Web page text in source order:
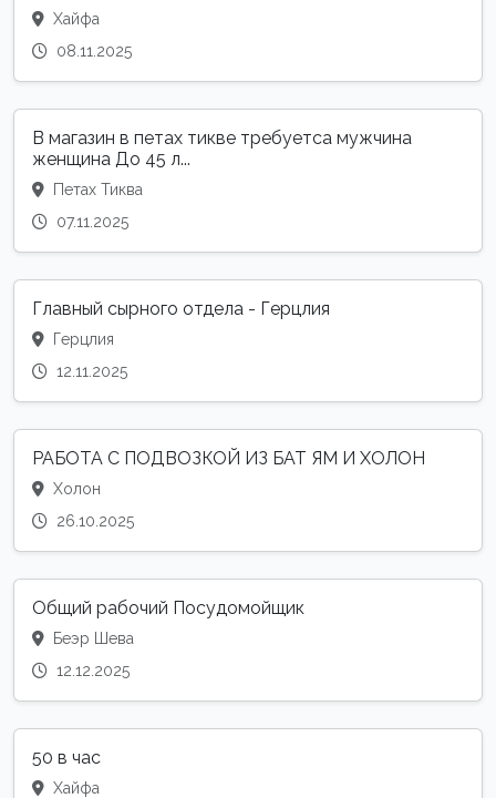
Хайфа
08.11.2025
В магазин в петах тикве требуетса мужчина
женщина До 45 л...
Петах Тиква
07.11.2025
Главный сырного отдела - Герцлия
Герцлия
12.11.2025
РАБОТА С ПОДВОЗКОЙ ИЗ БАТ ЯМ И ХОЛОН
Холон
26.10.2025
Общий рабочий Посудомойщик
Беэр Шева
12.12.2025
50 в час
Хайфа